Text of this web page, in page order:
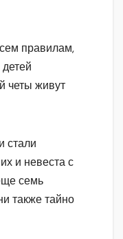
правилам,
четы живут
стали
и невеста с
семь
также тайно